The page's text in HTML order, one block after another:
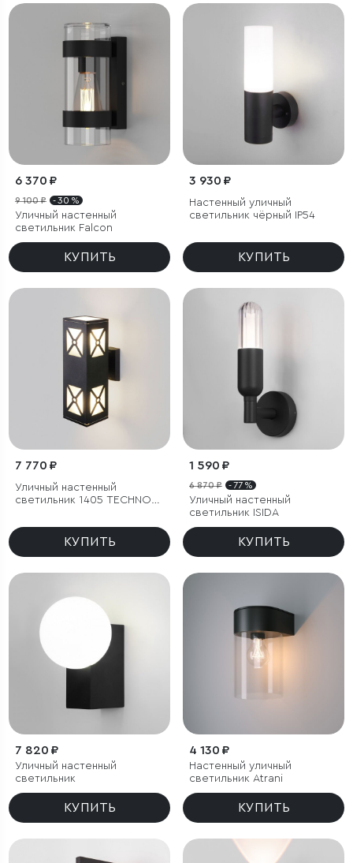
6 370 ₽
9 100 ₽ - 30 %
Уличный настенный
светильник Falcon
КУПИТЬ
3 930 ₽
Настенный уличный
светильник чёрный IP54
КУПИТЬ
7 770 ₽
Уличный настенный
светильник 1405 TECHNO
КУПИТЬ
1 590 ₽
6 870 ₽ - 77 %
Уличный настенный
светильник ISIDA
КУПИТЬ
7 820 ₽
Уличный настенный
светильник
КУПИТЬ
4 130 ₽
Настенный уличный
светильник Atrani
КУПИТЬ